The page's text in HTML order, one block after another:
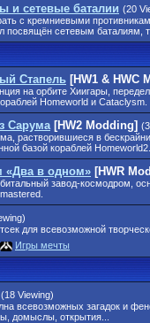
и сетевые баталии (20
с кремниевыми
посвящён сетевым баталиям,
Стапель [HW1 & HWC
на орбите Хиигары,
Homeworld и Cataclysm.
Сарума [HW2 Modding]
растворившиеся в
базой кораблей Homeworld2.
«Два в одном» [HWR
завод-космодром,
для всевозможной
Игры мечты
(18 Viewing)
всевозможных загадок и
домыслы, открытия...